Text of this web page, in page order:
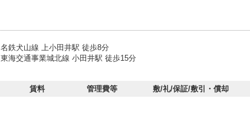
名鉄犬山線 上小田井駅 徒歩8分
東海交通事業城北線 小田井駅 徒歩15分
賃料 管理費等 敷/礼/保証/敷引・償却